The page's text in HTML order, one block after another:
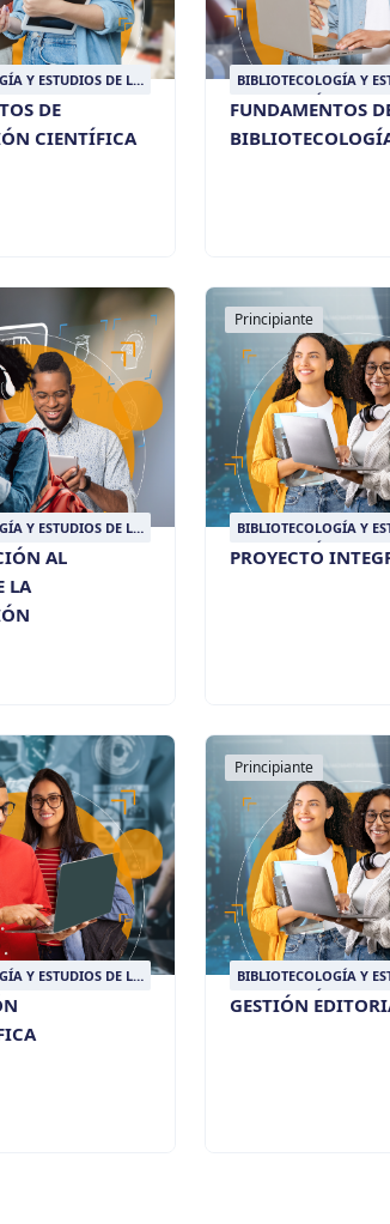
Y ESTUDIOS DE LA
DE
CIENTÍFICA
BIBLIOTECOLOGÍA Y
INFORMACIÓN
FUNDAMENTOS
Y ESTUDIOS DE LA
AL
LA
Principiante
BIBLIOTECOLOGÍA Y
INFORMACIÓN
PROYECTO
Y ESTUDIOS DE LA
Principiante
BIBLIOTECOLOGÍA Y
INFORMACIÓN
GESTIÓN